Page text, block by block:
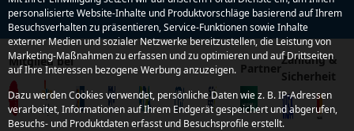
Mitglied bei Partner
Zahlung &
Sicherheit
personalisierte Website-Inhalte und Produktvorschläge basierend auf Ihrem
Besuchsverhalten zu präsentieren, Service-Funktionen sowie Inhalte
externer Medien und sozialer Netzwerke bereitzustellen, die Leistung von
Marketing-Maßnahmen zu erfassen und zu optimieren und auf Drittseiten
auf Ihre Interessen bezogene Werbung anzuzeigen.
Dazu werden Cookies verwendet, persönliche Daten wie z. B. IP-Adressen
verarbeitet, Informationen auf Ihrem Endgerät gespeichert und abgerufen,
Besuchs- und Produktdaten erfasst und Besuchsprofile erstellt.